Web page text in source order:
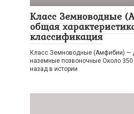
Класс Земноводные
общая
классификация
Класс Земноводные (Амфибии) —
наземные позвоночные Около
назад в истории